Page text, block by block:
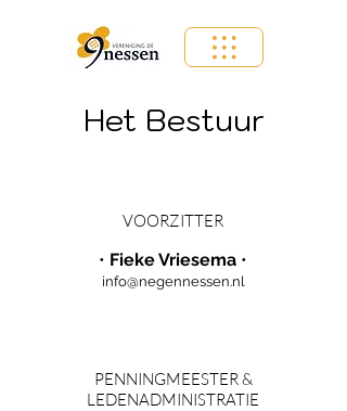
Het Bestuur
VOORZITTER
• Fieke Vriesema •
info@negennessen.nl
PENNINGMEESTER &
LEDENADMINISTRATIE